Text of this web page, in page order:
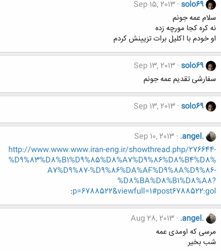
solo69
Sep 15, 2013
سلام عمه جونم
نه کره کجا مورچه زده
او خودم با اکلیل برات تزیینش کردم
solo69
Sep 13, 2013
سفارشی تقدیم عمه جونم
solo69
Sep 13, 2013
.angel.
Sep 10, 2013
http://www.www.www.iran-eng.ir/showthread.php/276644-
%D9%83%D8%B1%D9%85%D8%A7%D9%86%D8%B4%D8%
A7%D9%87-%D9%86%DA%AF%D9%8A%D9%86-
%D8%BA%D8%B1%D8%A8?
p=6788522&viewfull=1#post6788522:gol
:
.angel.
Aug 28, 2013
مرسی که اومدی عمه
شب بخیر